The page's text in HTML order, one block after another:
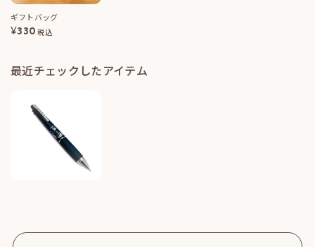
ギフトバッグ
¥330 税込
最近チェックしたアイテム